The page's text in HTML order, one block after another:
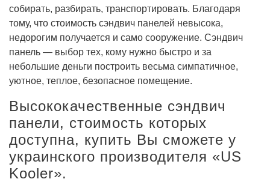
собирать, разбирать, транспортировать. Благодаря
тому, что стоимость сэндвич панелей невысока,
недорогим получается и само сооружение. Сэндвич
панель — выбор тех, кому нужно быстро и за
небольшие деньги построить весьма симпатичное,
уютное, теплое, безопасное помещение.
Высококачественные сэндвич
панели, стоимость которых
доступна, купить Вы сможете у
украинского производителя «US
Kooler».